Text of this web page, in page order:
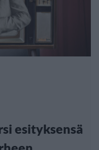
esityksensä